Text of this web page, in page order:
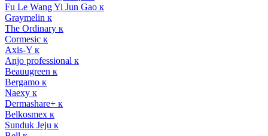
Fu Le Wang Yi Jun Gao к
Graymelin к
The Ordinary к
Cormesic к
Axis-Y к
Anjo professional к
Beauugreen к
Bergamo к
Naexy к
Dermashare+ к
Belkosmex к
Sunduk Jeju к